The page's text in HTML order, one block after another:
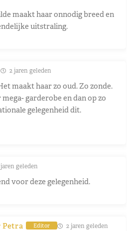
maakt haar onnodig breed en
uitstraling.
2 jaren geleden
maakt haar zo oud. Zo zonde.
garderobe en dan op zo
gelegenheid dit.
geleden
voor deze gelegenheid.
Editor 2 jaren geleden